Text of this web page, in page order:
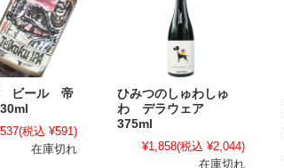
ビール 帝
(税込 ¥591)
在庫切れ
ひみつのしゅわしゅ
わ デラウェア
375ml
¥1,858(税込 ¥2,044)
在庫切れ